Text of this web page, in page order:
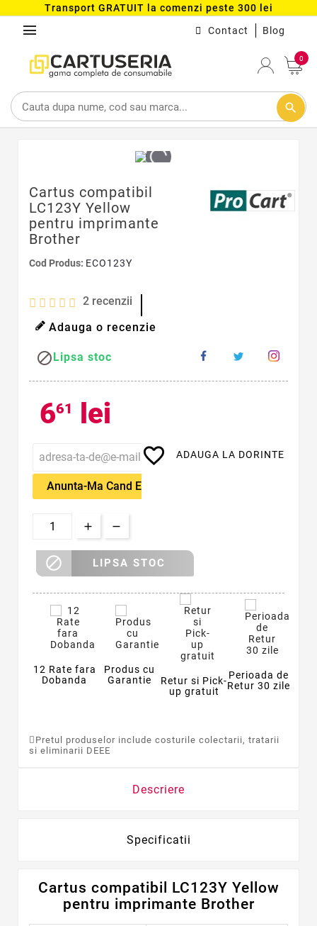
Transport GRATUIT la comenzi peste 300 lei
menu Contact Blog
0
search
Cartus compatibil
LC123Y Yellow
pentru imprimante
Brother
Cod Produs: ECO123Y
2 recenzii
Adauga o recenzie
Lipsa stoc
661 lei
Anunta-Ma Cand Este Disponibil
favorite_border ADAUGA LA DORINTE
 LIPSA STOC
12 Rate fara
Dobanda
Produs cu
Garantie
Retur si Pick-
up gratuit
Perioada de
Retur 30 zile
Pretul produselor include costurile colectarii, tratarii
si eliminarii DEEE
Descriere
Specificatii
Cartus compatibil LC123Y Yellow
pentru imprimante Brother